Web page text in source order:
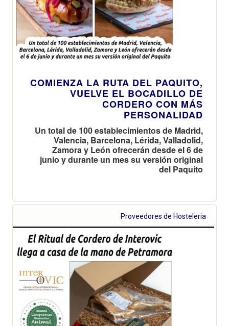
COMIENZA LA RUTA DEL PAQUITO,
VUELVE EL BOCADILLO DE
CORDERO CON MÁS
PERSONALIDAD
Un total de 100 establecimientos de Madrid,
Valencia, Barcelona, Lérida, Valladolid,
Zamora y León ofrecerán desde el 6 de
junio y durante un mes su versión original
del Paquito
Proveedores de Hosteleria